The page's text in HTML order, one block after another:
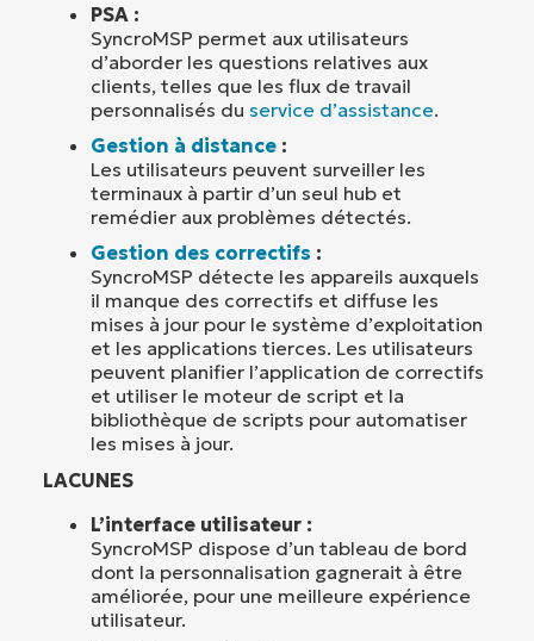
PSA :
SyncroMSP permet aux utilisateurs
d’aborder les questions relatives aux
clients, telles que les flux de travail
personnalisés du service d’assistance.
Gestion à distance :
Les utilisateurs peuvent surveiller les
terminaux à partir d’un seul hub et
remédier aux problèmes détectés.
Gestion des correctifs :
SyncroMSP détecte les appareils auxquels
il manque des correctifs et diffuse les
mises à jour pour le système d’exploitation
et les applications tierces. Les utilisateurs
peuvent planifier l’application de correctifs
et utiliser le moteur de script et la
bibliothèque de scripts pour automatiser
les mises à jour.
LACUNES
L’interface utilisateur :
SyncroMSP dispose d’un tableau de bord
dont la personnalisation gagnerait à être
améliorée, pour une meilleure expérience
utilisateur.